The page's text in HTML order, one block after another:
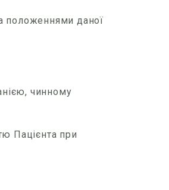
положеннями даної
чинному
Пацієнта при